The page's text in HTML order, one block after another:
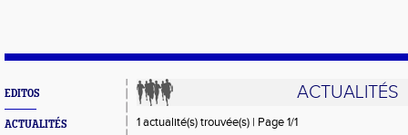
EDITOS
ACTUALITÉS
ACTUALITÉS
1 actualité(s) trouvée(s) | Page 1/1